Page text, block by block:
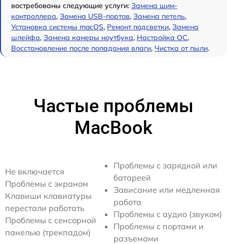
востребованы следующие услуги: Замена шим-
контроллера, Замена USB-портов, Замена петель,
Установка системы macOS, Ремонт подсветки, Замена
шлейфа, Замена камеры ноутбука, Настройка ОС,
Восстановление после попадания влаги, Чистка от пыли.
Частые проблемы
MacBook
Не включается
Проблемы с экраном
Клавиши клавиатуры
перестали работать
Проблемы с сенсорной
панелью (трекпадом)
Проблемы с зарядкой или
батареей
Зависание или медленная
работа
Проблемы с аудио (звуком)
Проблемы с портами и
разъемами